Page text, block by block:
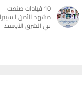
10 قيادات صنعت
مشهد الأمن
في الشرق الأوسط